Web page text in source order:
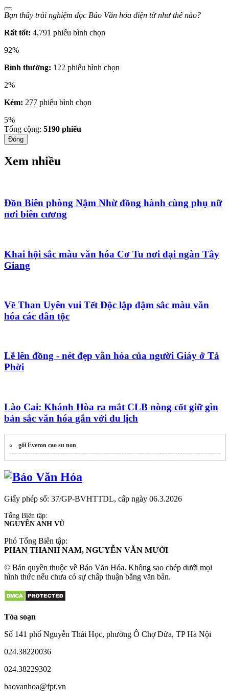
Bạn thấy trải nghiệm đọc Báo Văn hóa điện tử như thế nào?
Rất tốt: 4,791 phiếu bình chọn
92%
Bình thường: 122 phiếu bình chọn
2%
Kém: 277 phiếu bình chọn
5%
Tổng cộng: 5190 phiếu
Đóng
Xem nhiều
Đồn Biên phòng Nậm Nhừ đồng hành cùng phụ nữ
nơi biên cương
Khai hội sắc màu văn hóa Cơ Tu nơi đại ngàn Tây
Giang
Về Than Uyên vui Tết Độc lập đậm sắc màu văn
hóa các dân tộc
Lễ lên đồng - nét đẹp văn hóa của người Giáy ở Tả
Phời
Lào Cai: Khánh Hòa ra mắt CLB nòng cốt giữ gìn
bản sắc văn hóa gắn với du lịch
gối Everon cao su non
Giấy phép số: 37/GP-BVHTTDL, cấp ngày 06.3.2026
Tổng Biên tập:
NGUYỄN ANH VŨ
Phó Tổng Biên tập:
PHAN THANH NAM, NGUYỄN VĂN MƯỜI
© Bản quyền thuộc về Báo Văn Hóa. Không sao chép dưới mọi
hình thức nếu chưa có sự chấp thuận bằng văn bản.
Tòa soạn
Số 141 phố Nguyễn Thái Học, phường Ô Chợ Dừa, TP Hà Nội
024.38220036
024.38229302
baovanhoa@fpt.vn